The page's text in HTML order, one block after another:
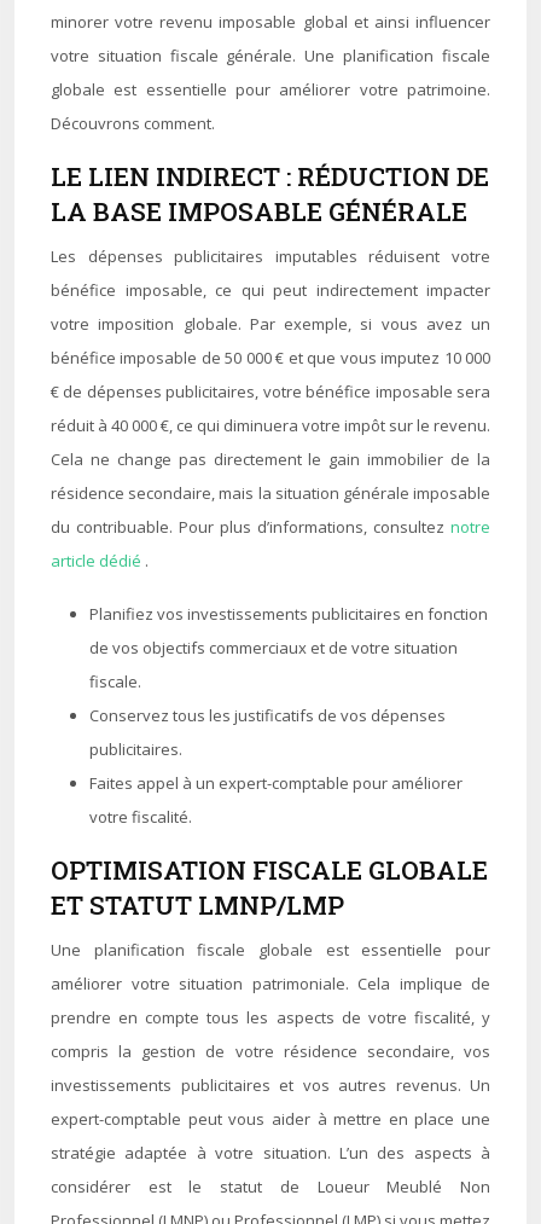
minorer votre revenu imposable global et ainsi influencer
votre situation fiscale générale. Une planification fiscale
globale est essentielle pour améliorer votre patrimoine.
Découvrons comment.
LE LIEN INDIRECT : RÉDUCTION DE
LA BASE IMPOSABLE GÉNÉRALE
Les dépenses publicitaires imputables réduisent votre
bénéfice imposable, ce qui peut indirectement impacter
votre imposition globale. Par exemple, si vous avez un
bénéfice imposable de 50 000 € et que vous imputez 10 000
€ de dépenses publicitaires, votre bénéfice imposable sera
réduit à 40 000 €, ce qui diminuera votre impôt sur le revenu.
Cela ne change pas directement le gain immobilier de la
résidence secondaire, mais la situation générale imposable
du contribuable. Pour plus d’informations, consultez notre
article dédié .
Planifiez vos investissements publicitaires en fonction
de vos objectifs commerciaux et de votre situation
fiscale.
Conservez tous les justificatifs de vos dépenses
publicitaires.
Faites appel à un expert-comptable pour améliorer
votre fiscalité.
OPTIMISATION FISCALE GLOBALE
ET STATUT LMNP/LMP
Une planification fiscale globale est essentielle pour
améliorer votre situation patrimoniale. Cela implique de
prendre en compte tous les aspects de votre fiscalité, y
compris la gestion de votre résidence secondaire, vos
investissements publicitaires et vos autres revenus. Un
expert-comptable peut vous aider à mettre en place une
stratégie adaptée à votre situation. L’un des aspects à
considérer est le statut de Loueur Meublé Non